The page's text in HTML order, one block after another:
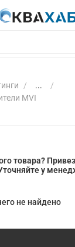
...
MVI
товара?
у
не найдено